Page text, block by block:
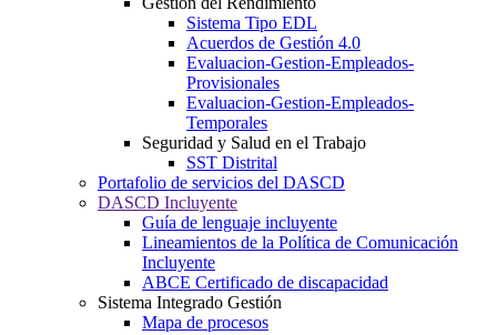
Sistema Tipo EDL
Acuerdos de Gestión 4.0
Evaluacion-Gestion-Empleados-
Provisionales
Evaluacion-Gestion-Empleados-
Temporales
Seguridad y Salud en el Trabajo
SST Distrital
Portafolio de servicios del DASCD
DASCD Incluyente
Guía de lenguaje incluyente
Lineamientos de la Política de Comunicación
Incluyente
ABCE Certificado de discapacidad
Sistema Integrado Gestión
Mapa de procesos